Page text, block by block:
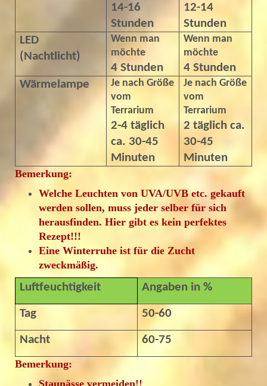
14-16
Stunden
12-14
Stunden
LED
(Nachtlicht)
Wenn man
möchte
4 Stunden
Wenn man
möchte
4 Stunden
Wärmelampe
Je nach Größe
vom
Terrarium
2-4 täglich
ca. 30-45
Minuten
Je nach Größe
vom
Terrarium
2 täglich ca.
30-45
Minuten
Bemerkung:
Welche Leuchten von UVA/UVB etc. gekauft
werden sollen, muss jeder selber für sich
herausfinden. Hier gibt es kein perfektes
Rezept!!!
Eine Winterruhe ist für die Zucht
zweckmäßig.
Luftfeuchtigkeit Angaben in %
Tag 50-60
Nacht 60-75
Bemerkung: